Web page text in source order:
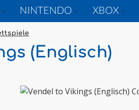
NINTENDO XBOX
(Englisch)